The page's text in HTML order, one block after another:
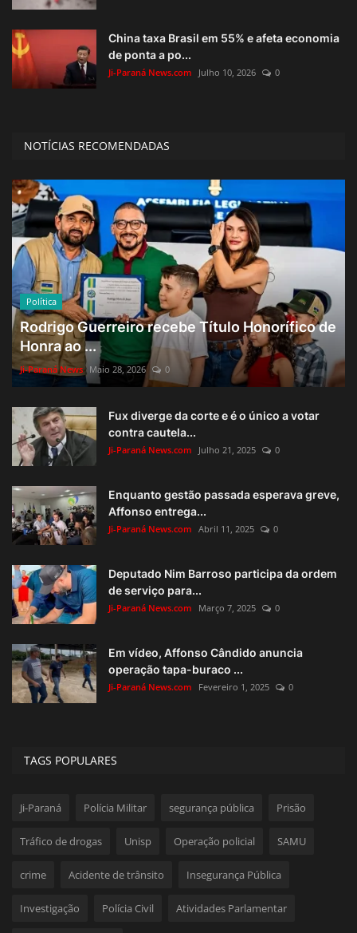
China taxa Brasil em 55% e afeta economia
de ponta a po...
Ji-Paraná News.com Julho 10, 2026 0
NOTÍCIAS RECOMENDADAS
Política
Rodrigo Guerreiro recebe Título Honorífico de
Honra ao ...
Ji-Paraná News Maio 28, 2026 0
Fux diverge da corte e é o único a votar
contra cautela...
Ji-Paraná News.com Julho 21, 2025 0
Enquanto gestão passada esperava greve,
Affonso entrega...
Ji-Paraná News.com Abril 11, 2025 0
Deputado Nim Barroso participa da ordem
de serviço para...
Ji-Paraná News.com Março 7, 2025 0
Em vídeo, Affonso Cândido anuncia
operação tapa-buraco ...
Ji-Paraná News.com Fevereiro 1, 2025 0
TAGS POPULARES
Ji-Paraná Polícia Militar segurança pública Prisão
Tráfico de drogas Unisp Operação policial SAMU
crime Acidente de trânsito Insegurança Pública
Investigação Polícia Civil Atividades Parlamentar